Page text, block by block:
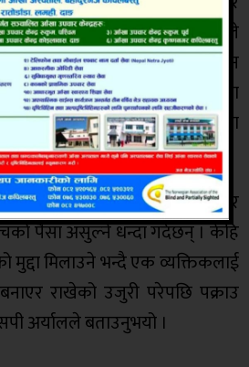
सहित बुटवल पुगेका उनिहरुले
कुटपिट पश्चात मंगलबार बिहान
पु¥याएका थिए । पक्राउ परेका
तथा शरिर बन्धक शिर्षक मुद्दा
र लिला बिकले बाहिर बाहिर
पैसा असुल्ने धन्दा गर्दछन् । केहि
मिलाउने भन्दै एक व्यक्तिकलाई
राखेको उजुरी परेपछि पक्राउ
अर्यालले बताउनुभयो ।